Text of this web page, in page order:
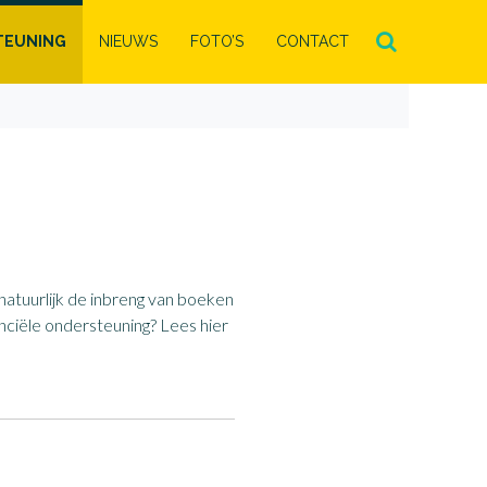
NIEUWS FOTO’S CONTACT
de inbreng van boeken
ondersteuning? Lees hier